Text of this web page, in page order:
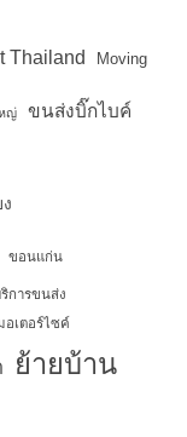
Thailand Moving
ญ่ ขนส่งบิ๊กไบค์
ขอนแก่น
การขนส่ง
เตอร์ไซค์
ย้ายบ้าน